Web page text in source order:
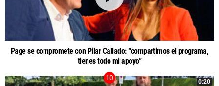
Page se compromete con Pilar Callado: “compartimos el programa,
tienes todo mi apoyo”
0:20